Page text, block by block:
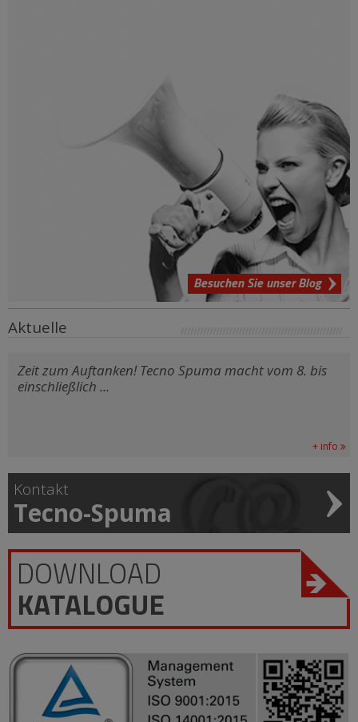
Besuchen Sie unser Blog
Aktuelle
Zeit zum Auftanken! Tecno Spuma macht vom 8. bis
einschließlich ...
+ info
Kontakt
Tecno-Spuma
DOWNLOAD
KATALOGUE